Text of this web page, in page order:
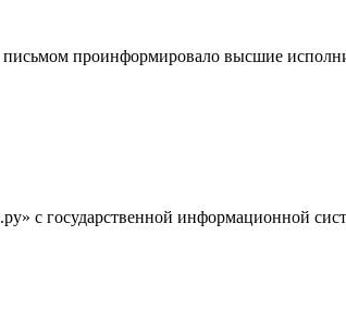
проинформировало высшие
с государственной информационной